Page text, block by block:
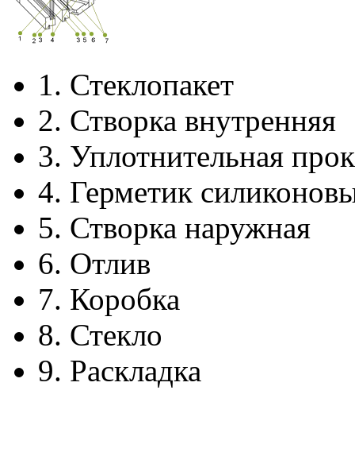
1. Стеклопакет
2. Створка внутренняя
3. Уплотнительная
4. Герметик
5. Створка наружная
6. Отлив
7. Коробка
8. Стекло
9. Раскладка